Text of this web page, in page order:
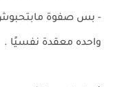
- بس صفوة مابتحبوش
واحده معقدة نفسيًا .